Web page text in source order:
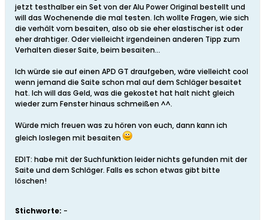
jetzt testhalber ein Set von der Alu Power Original bestellt und
will das Wochenende die mal testen. Ich wollte Fragen, wie sich
die verhält vom besaiten, also ob sie eher elastischer ist oder
eher drahtiger. Oder vielleicht irgendeinen anderen Tipp zum
Verhalten dieser Saite, beim besaiten...
Ich würde sie auf einen APD GT draufgeben, wäre vielleicht cool
wenn jemand die Saite schon mal auf dem Schläger besaitet
hat. Ich will das Geld, was die gekostet hat halt nicht gleich
wieder zum Fenster hinaus schmeißen ^^.
Würde mich freuen was zu hören von euch, dann kann ich
gleich loslegen mit besaiten
EDIT: habe mit der Suchfunktion leider nichts gefunden mit der
Saite und dem Schläger. Falls es schon etwas gibt bitte
löschen!
Stichworte: -